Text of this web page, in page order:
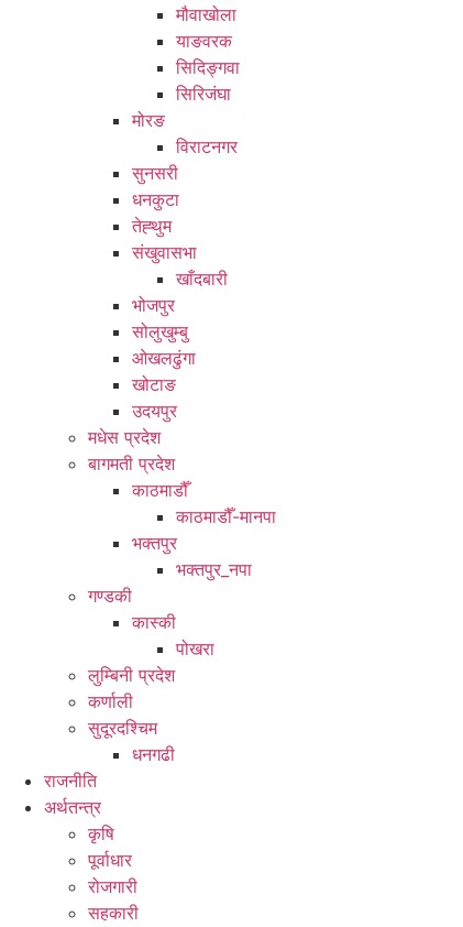
मौवाखोला
याङवरक
सिदिङ्गवा
सिरिजंघा
मोरङ
विराटनगर
सुनसरी
धनकुटा
तेह्थुम
संखुवासभा
खाँदबारी
भोजपुर
सोलुखुम्बु
ओखलढुंगा
खोटाङ
उदयपुर
मधेस प्रदेश
बागमती प्रदेश
काठमाडौँ
काठमाडौँ-मानपा
भक्तपुर
भक्तपुर_नपा
गण्डकी
कास्की
पोखरा
लुम्बिनी प्रदेश
कर्णाली
सुदूरदश्चिम
धनगढी
राजनीति
अर्थतन्त्र
कृषि
पूर्वाधार
रोजगारी
सहकारी